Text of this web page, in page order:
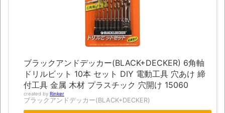
別にどこの誰が一日何時間睡眠だろうがど
うでもいいじゃないですか
8月26日にリメイク完結編「FF7リベレーシ
ョン」の新映像が公開！欧州gamescom 2026
にて
凡庸な悪
お前らの身体の悩み教えてくれ
ブラックアンドデッカー(BLACK+DECKER) 6角軸
ドリルビット 10本 セット DIY 電動工具 穴あけ 締
付工具 金属 木材 プラスチック 穴開け 15060
created by Rinker
ブラックアンドデッカー(BLACK+DECKER)